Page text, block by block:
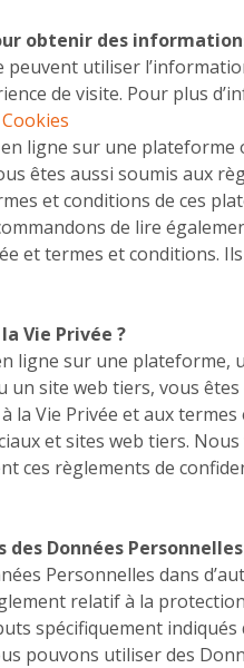
obtenir des
utiliser
de visite. Pour plus
Cookies
ligne sur une plateforme
êtes aussi soumis aux
et conditions de ces
de lire
et termes et conditions.
Vie Privée ?
ligne sur une plateforme,
un site web tiers, vous
la Vie Privée et aux
et sites web tiers. Nous
ces règlements de
Données
Personnelles dans
relatif à la
spécifiquement indiqués
pouvons utiliser des